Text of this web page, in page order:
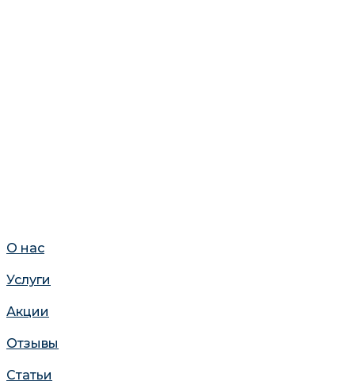
О нас
Услуги
Акции
Отзывы
Статьи